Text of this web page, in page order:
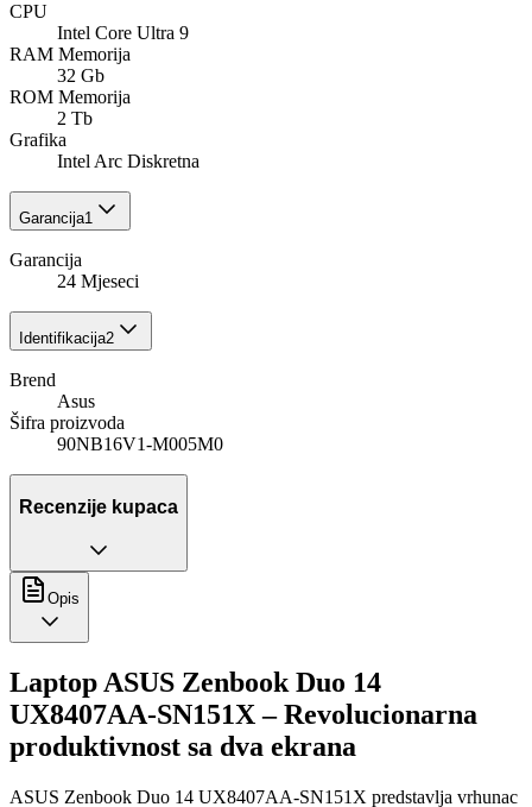
CPU
Intel Core Ultra 9
RAM Memorija
32 Gb
ROM Memorija
2 Tb
Grafika
Intel Arc Diskretna
Garancija1
Garancija
24 Mjeseci
Identifikacija2
Brend
Asus
Šifra proizvoda
90NB16V1-M005M0
Recenzije kupaca
Opis
Laptop ASUS Zenbook Duo 14
UX8407AA-SN151X – Revolucionarna
produktivnost sa dva ekrana
ASUS Zenbook Duo 14 UX8407AA-SN151X predstavlja vrhunac